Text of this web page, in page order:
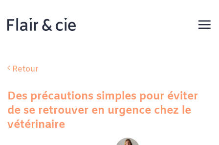
contenu
Retour
Des précautions simples pour éviter
de se retrouver en urgence chez le
vétérinaire